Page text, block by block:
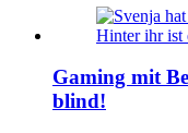
Gaming mit
blind!